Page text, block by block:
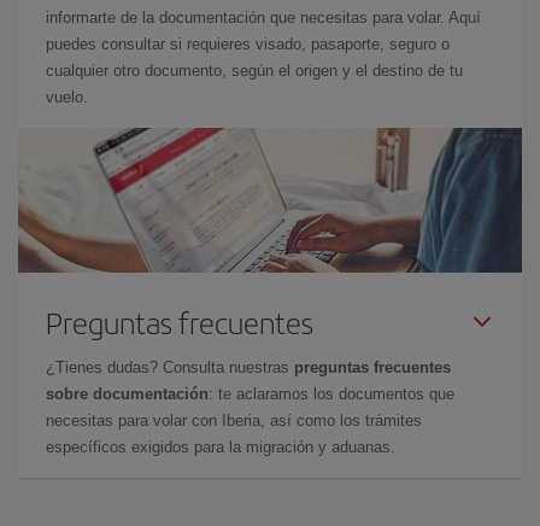
informarte de la documentación que necesitas para volar. Aquí
puedes consultar si requieres visado, pasaporte, seguro o
cualquier otro documento, según el origen y el destino de tu
vuelo.
Preguntas frecuentes
¿Tienes dudas? Consulta nuestras preguntas frecuentes
sobre documentación: te aclaramos los documentos que
necesitas para volar con Iberia, así como los trámites
específicos exigidos para la migración y aduanas.